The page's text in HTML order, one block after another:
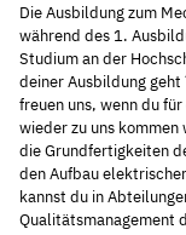
Die Ausbildung zum
während des 1.
Studium an der
deiner Ausbildung
freuen uns, wenn du
wieder zu uns
die Grundfertigkeiten
den Aufbau
kannst du in
Qualitätsmanagement